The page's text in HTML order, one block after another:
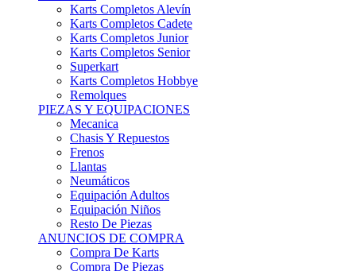
Karts Completos Alevín
Karts Completos Cadete
Karts Completos Junior
Karts Completos Senior
Superkart
Karts Completos Hobbye
Remolques
PIEZAS Y EQUIPACIONES
Mecanica
Chasis Y Repuestos
Frenos
Llantas
Neumáticos
Equipación Adultos
Equipación Niños
Resto De Piezas
ANUNCIOS DE COMPRA
Compra De Karts
Compra De Piezas